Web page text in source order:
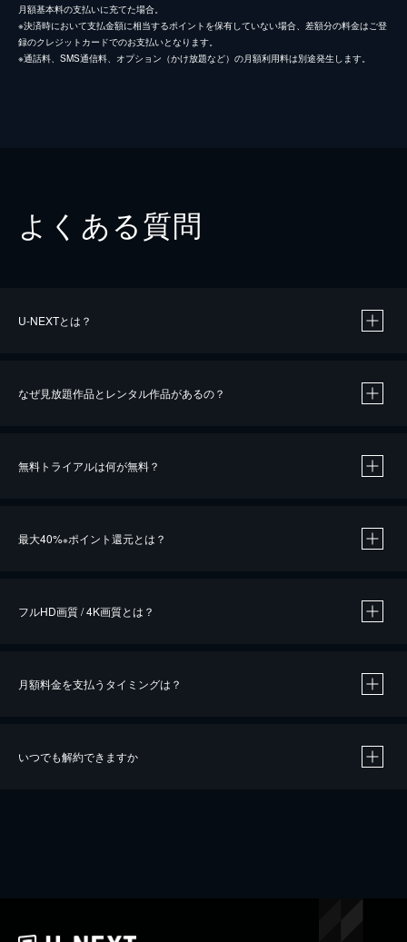
月額基本料の支払いに充てた場合。
※決済時において支払金額に相当するポイントを保有していない場合、差額分の料金はご登
録のクレジットカードでのお支払いとなります。
※通話料、SMS通信料、オプション（かけ放題など）の月額利用料は別途発生します。
よくある質問
U-NEXTとは？
なぜ見放題作品とレンタル作品があるの？
無料トライアルは何が無料？
最大40%※ポイント還元とは？
※40％ポイント還元の対象は、クレジットカード決済による作品の購入 / レンタルです。
iOSアプリのUコイン決済による作品の購入 / レンタルは、20％のポイント還元です。
フルHD画質 / 4K画質とは？
月額料金を支払うタイミングは？
いつでも解約できますか